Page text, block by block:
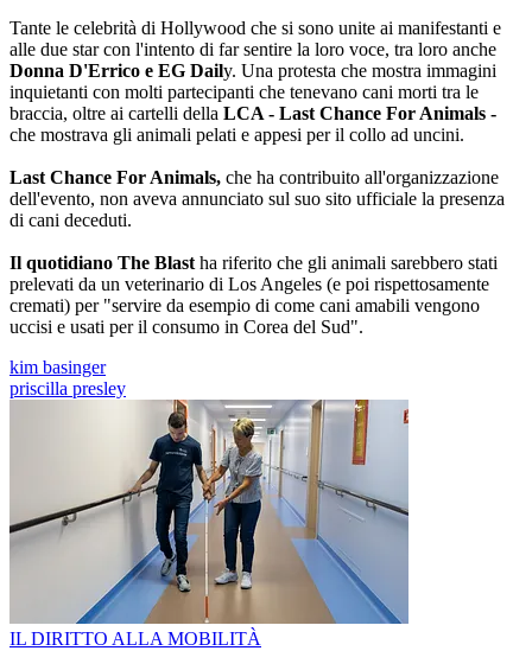
Tante le celebrità di Hollywood che si sono unite ai manifestanti e
alle due star con l'intento di far sentire la loro voce, tra loro anche
Donna D'Errico e EG Daily. Una protesta che mostra immagini
inquietanti con molti partecipanti che tenevano cani morti tra le
braccia, oltre ai cartelli della LCA - Last Chance For Animals -
che mostrava gli animali pelati e appesi per il collo ad uncini.
Last Chance For Animals, che ha contribuito all'organizzazione
dell'evento, non aveva annunciato sul suo sito ufficiale la presenza
di cani deceduti.
Il quotidiano The Blast ha riferito che gli animali sarebbero stati
prelevati da un veterinario di Los Angeles (e poi rispettosamente
cremati) per "servire da esempio di come cani amabili vengono
uccisi e usati per il consumo in Corea del Sud".
kim basinger
priscilla presley
IL DIRITTO ALLA MOBILITÀ